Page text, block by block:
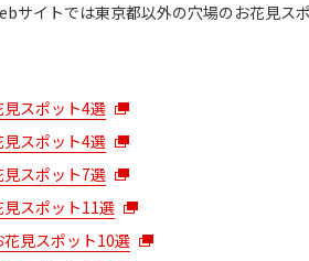
サイトでは東京都以外の穴場のお花見ス
スポット4選
スポット4選
スポット7選
スポット11選
見スポット10選